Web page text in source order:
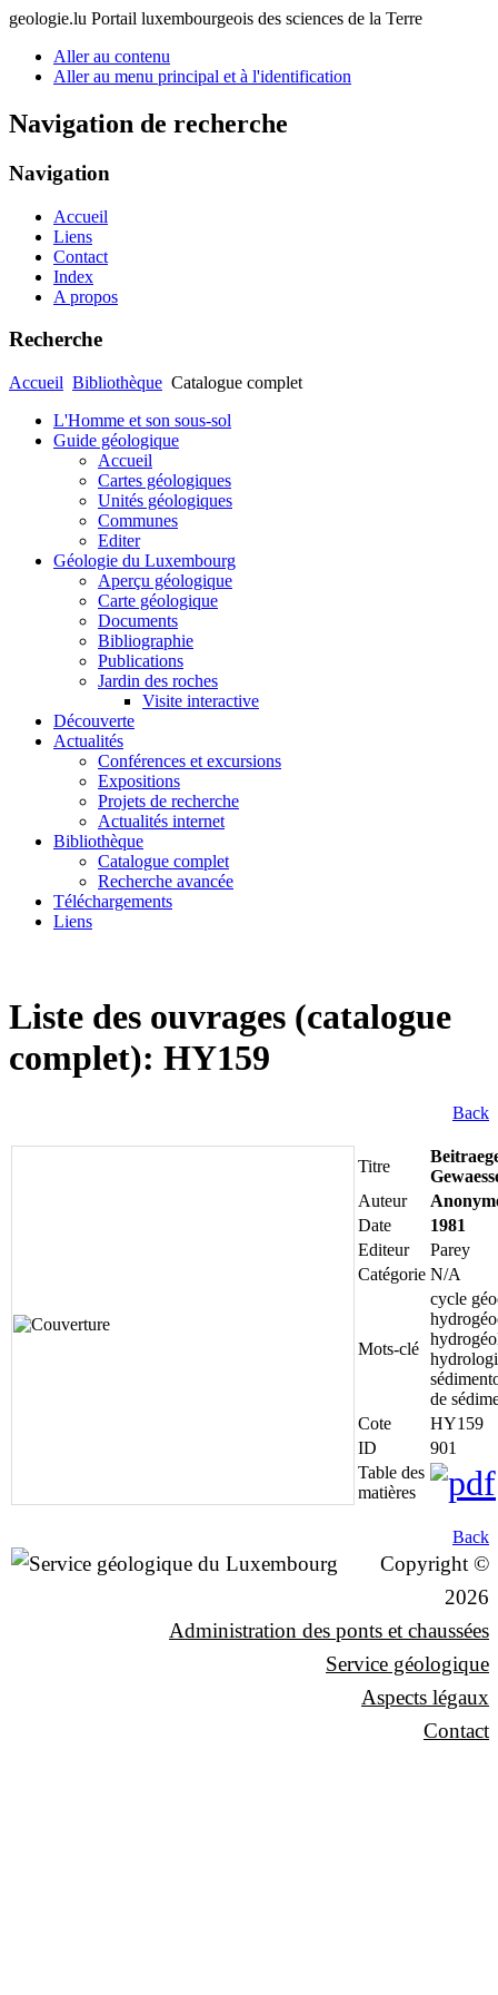
geologie.lu Portail luxembourgeois des sciences de la Terre
Aller au contenu
Aller au menu principal et à l'identification
Navigation de recherche
Navigation
Accueil
Liens
Contact
Index
A propos
Recherche
Accueil Bibliothèque Catalogue complet
L'Homme et son sous-sol
Guide géologique
Accueil
Cartes géologiques
Unités géologiques
Communes
Editer
Géologie du Luxembourg
Aperçu géologique
Carte géologique
Documents
Bibliographie
Publications
Jardin des roches
Visite interactive
Découverte
Actualités
Conférences et excursions
Expositions
Projets de recherche
Actualités internet
Bibliothèque
Catalogue complet
Recherche avancée
Téléchargements
Liens
Liste des ouvrages (catalogue
complet): HY159
Back
Titre
Auteur
Date
1981
Editeur
Parey
Catégorie N/A
Mots-clé
cycle
de
Cote
HY159
ID
901
Table des
matières
Back
Copyright ©
2026
Administration des ponts et chaussées
Service géologique
Aspects légaux
Contact